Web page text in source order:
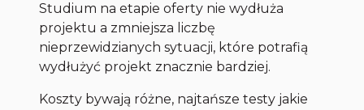
Studium na etapie oferty nie wydłuża
projektu a zmniejsza liczbę
nieprzewidzianych sytuacji, które potrafią
wydłużyć projekt znacznie bardziej.
Koszty bywają różne, najtańsze testy jakie